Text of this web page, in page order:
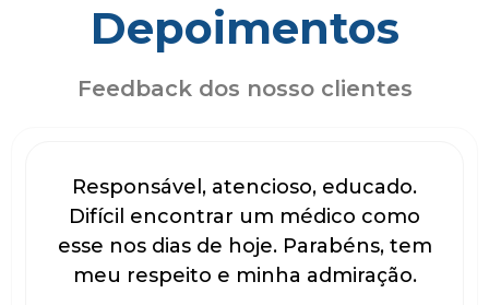
Depoimentos
Feedback dos nosso clientes
Responsável, atencioso, educado.
Difícil encontrar um médico como
esse nos dias de hoje. Parabéns, tem
meu respeito e minha admiração.